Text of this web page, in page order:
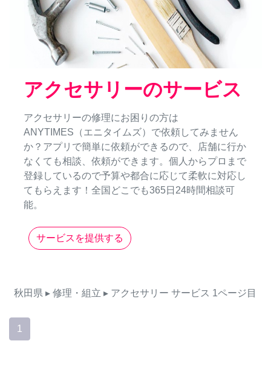
アクセサリーのサービス
アクセサリーの修理にお困りの方は
ANYTIMES（エニタイムズ）で依頼してみません
か？アプリで簡単に依頼ができるので、店舗に行か
なくても相談、依頼ができます。個人からプロまで
登録しているので予算や都合に応じて柔軟に対応し
てもらえます！全国どこでも365日24時間相談可
能。
サービスを提供する
秋田県 ▸ 修理・組立 ▸ アクセサリー サービス 1ページ目
1